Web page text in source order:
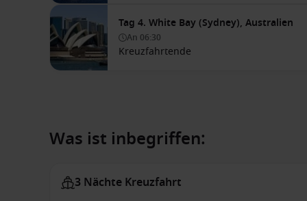
Tag 4. White Bay (Sydney), Australien
An 06:30
Kreuzfahrtende
Was ist inbegriffen:
3 Nächte Kreuzfahrt